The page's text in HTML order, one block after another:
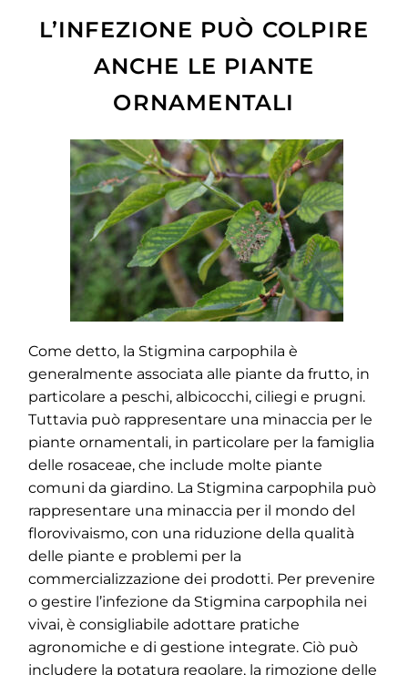
L’INFEZIONE PUÒ COLPIRE
ANCHE LE PIANTE
ORNAMENTALI
Come detto, la Stigmina carpophila è
generalmente associata alle piante da frutto, in
particolare a peschi, albicocchi, ciliegi e prugni.
Tuttavia può rappresentare una minaccia per le
piante ornamentali, in particolare per la famiglia
delle rosaceae, che include molte piante
comuni da giardino. La Stigmina carpophila può
rappresentare una minaccia per il mondo del
florovivaismo, con una riduzione della qualità
delle piante e problemi per la
commercializzazione dei prodotti. Per prevenire
o gestire l’infezione da Stigmina carpophila nei
vivai, è consigliabile adottare pratiche
agronomiche e di gestione integrate. Ciò può
includere la potatura regolare, la rimozione delle